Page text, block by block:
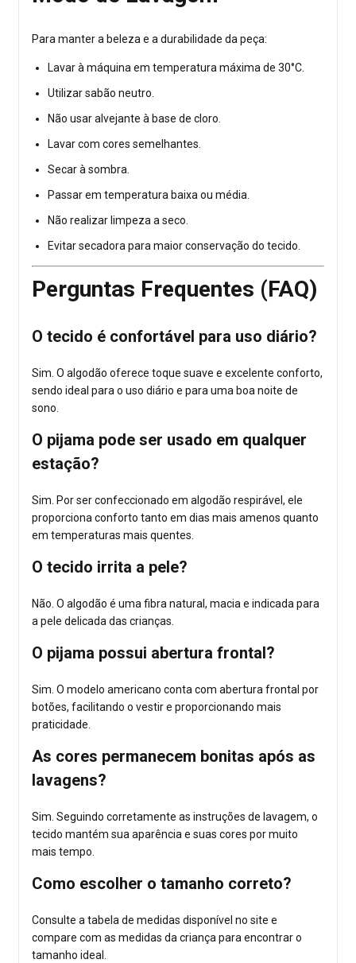
Para manter a beleza e a durabilidade da peça:
Lavar à máquina em temperatura máxima de 30°C.
Utilizar sabão neutro.
Não usar alvejante à base de cloro.
Lavar com cores semelhantes.
Secar à sombra.
Passar em temperatura baixa ou média.
Não realizar limpeza a seco.
Evitar secadora para maior conservação do tecido.
Perguntas Frequentes (FAQ)
O tecido é confortável para uso diário?
Sim. O algodão oferece toque suave e excelente conforto,
sendo ideal para o uso diário e para uma boa noite de
sono.
O pijama pode ser usado em qualquer
estação?
Sim. Por ser confeccionado em algodão respirável, ele
proporciona conforto tanto em dias mais amenos quanto
em temperaturas mais quentes.
O tecido irrita a pele?
Não. O algodão é uma fibra natural, macia e indicada para
a pele delicada das crianças.
O pijama possui abertura frontal?
Sim. O modelo americano conta com abertura frontal por
botões, facilitando o vestir e proporcionando mais
praticidade.
As cores permanecem bonitas após as
lavagens?
Sim. Seguindo corretamente as instruções de lavagem, o
tecido mantém sua aparência e suas cores por muito
mais tempo.
Como escolher o tamanho correto?
Consulte a tabela de medidas disponível no site e
compare com as medidas da criança para encontrar o
tamanho ideal.